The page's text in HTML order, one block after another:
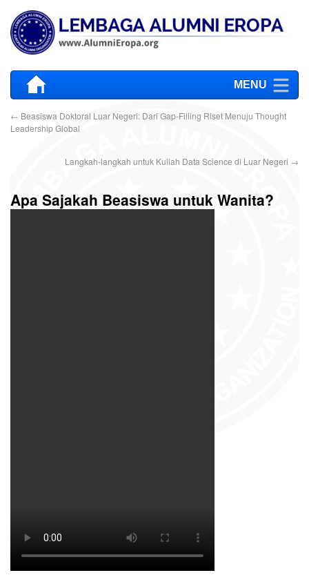
MENU
← Beasiswa Doktoral Luar Negeri: Dari Gap-Filling Riset Menuju Thought
Leadership Global
Langkah-langkah untuk Kuliah Data Science di Luar Negeri →
Apa Sajakah Beasiswa untuk Wanita?